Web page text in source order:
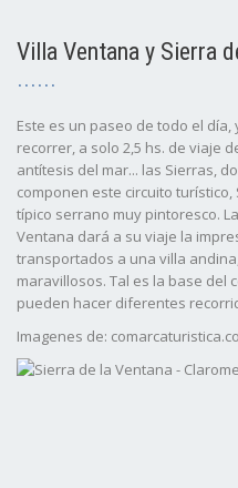
Villa Ventana y Sierra
Este es un paseo de todo el
recorrer, a solo 2,5 hs. de viaje
antítesis del mar... las Sierras,
componen este circuito
típico serrano muy pintoresco.
Ventana dará a su viaje la
transportados a una villa
maravillosos. Tal es la base del
pueden hacer diferentes
Imagenes de: